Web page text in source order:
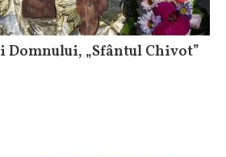
„Sfântul Chivot”